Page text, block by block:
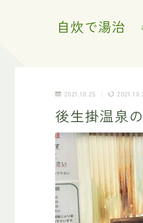
自炊で湯治
2021.10.25
後生掛温泉